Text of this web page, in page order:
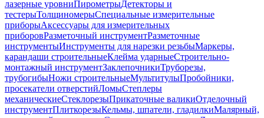
лазерные уровниПирометрыДетекторы и
тестерыТолщиномерыСпециальные измерительные
приборыАксессуары для измерительных
приборовРазметочный инструментРазметочные
инструментыИнструменты для нарезки резьбыМаркеры,
карандаши строительныеКлейма ударныеСтроительно-
монтажный инструментЗаклепочникиТруборезы,
трубогибыНожи строительныеМультитулыПробойники,
просекатели отверстийЛомыСтеплеры
механическиеСтеклорезыПрикаточные валикиОтделочный
инструментПлиткорезыКельмы, шпатели, гладилкиМалярный,